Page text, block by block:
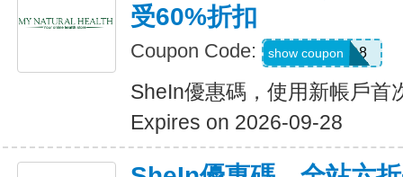
受60%折扣
Coupon Code: TFSD8
show coupon
SheIn優惠碼，使用新帳戶首
Expires on 2026-09-28